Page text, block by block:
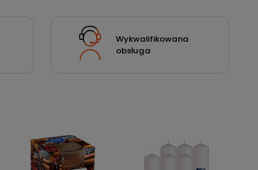
Wykwalifikowana
obsługa